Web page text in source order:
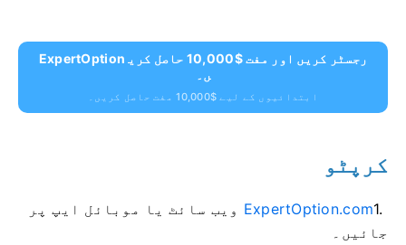
ExpertOption رجسٹر کریں اور مفت $10,000 حاصل کری
ں۔
ابتدائیوں کے لیے $10,000 مفت حاصل کریں۔
کرپٹو
1.
ExpertOption.com ویب سائٹ یا موبائل ایپ پر
جائیں۔